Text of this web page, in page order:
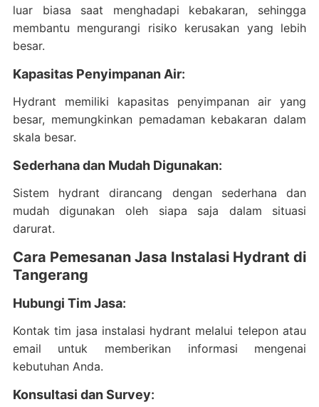
luar biasa saat menghadapi kebakaran, sehingga
membantu mengurangi risiko kerusakan yang lebih
besar.
Kapasitas Penyimpanan Air:
Hydrant memiliki kapasitas penyimpanan air yang
besar, memungkinkan pemadaman kebakaran dalam
skala besar.
Sederhana dan Mudah Digunakan:
Sistem hydrant dirancang dengan sederhana dan
mudah digunakan oleh siapa saja dalam situasi
darurat.
Cara Pemesanan Jasa Instalasi Hydrant di
Tangerang
Hubungi Tim Jasa:
Kontak tim jasa instalasi hydrant melalui telepon atau
email untuk memberikan informasi mengenai
kebutuhan Anda.
Konsultasi dan Survey: